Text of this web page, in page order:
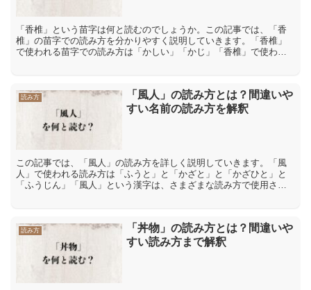
「香椎」という苗字は何と読むのでしょうか。この記事では、「香
椎」の苗字での読み方を分かりやすく説明していきます。「香椎」
で使われる苗字での読み方は「かしい」「かじ」「香椎」で使われ
読み方
「風人」の読み方とは？間違いや
すい名前の読み方を解釈
この記事では、「風人」の読み方を詳しく説明していきます。「風
人」で使われる読み方は「ふうと」と「かざと」と「かざひと」と
「ふうじん」「風人」という漢字は、さまざまな読み方で使用さ
読み方
「丼物」の読み方とは？間違いや
すい読み方まで解釈